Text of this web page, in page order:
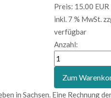
Preis: 15.00 EUR
inkl. 7 % MwSt.
verfügbar
Anzahl:
in Sachsen. Eine Rechnung